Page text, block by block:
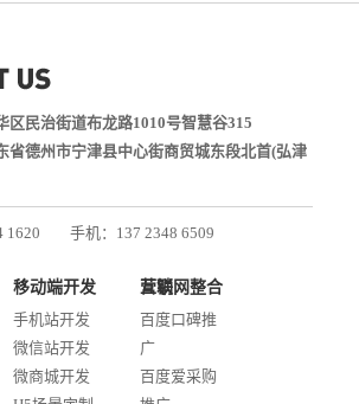
区民治街道布龙路1010号智慧谷315
省德州市宁津县中心街商贸城东段北首(弘津
1620
手机：137 2348 6509
移动端开发
手机站开发
微信站开发
微商城开发
互联网整合营销
百度口碑推
广
百度爱采购